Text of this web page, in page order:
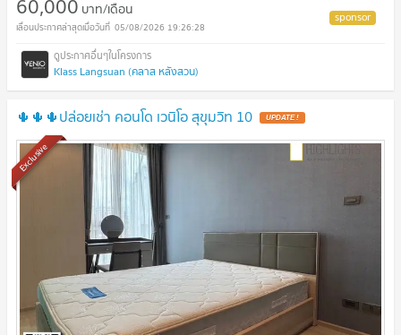
บาท/เดือน
05/08/2026 19:26:28
Klass Langsuan (คลาส หลังสวน)
🌵🌵🌵ปล่อยเช่า คอนโด เวนิโอ สุขุมวิท 10
Exclusive